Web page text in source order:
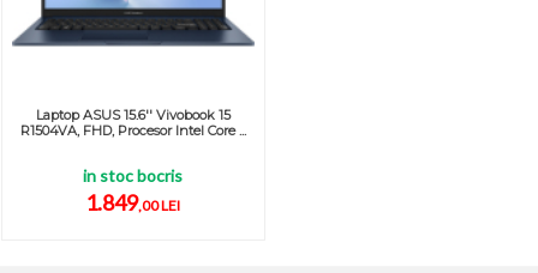
Laptop ASUS 15.6'' Vivobook 15
R1504VA, FHD, Procesor Intel Core ...
in stoc bocris
1.849,00 LEI